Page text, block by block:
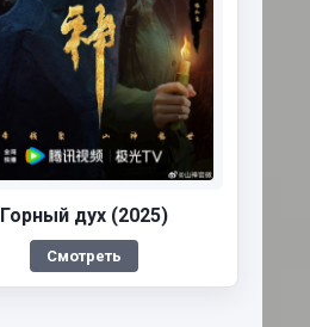
Горный дух (2025)
Смотреть